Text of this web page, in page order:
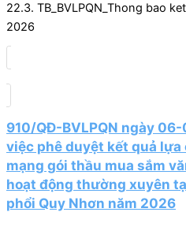
22.3. TB_BVLPQN_Thong bao
2026
910/QĐ-BVLPQN ngày
việc phê duyệt kết quả lựa
mạng gói thầu mua sắm
hoạt động thường xuyên
phổi Quy Nhơn năm 2026